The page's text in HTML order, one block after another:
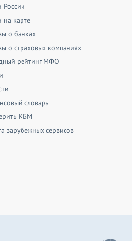
России
на карте
о банках
о страховых компаниях
рейтинг МФО
словарь
КБМ
зарубежных сервисов